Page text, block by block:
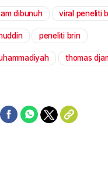
dibunuh viral peneliti
peneliti brin
thomas